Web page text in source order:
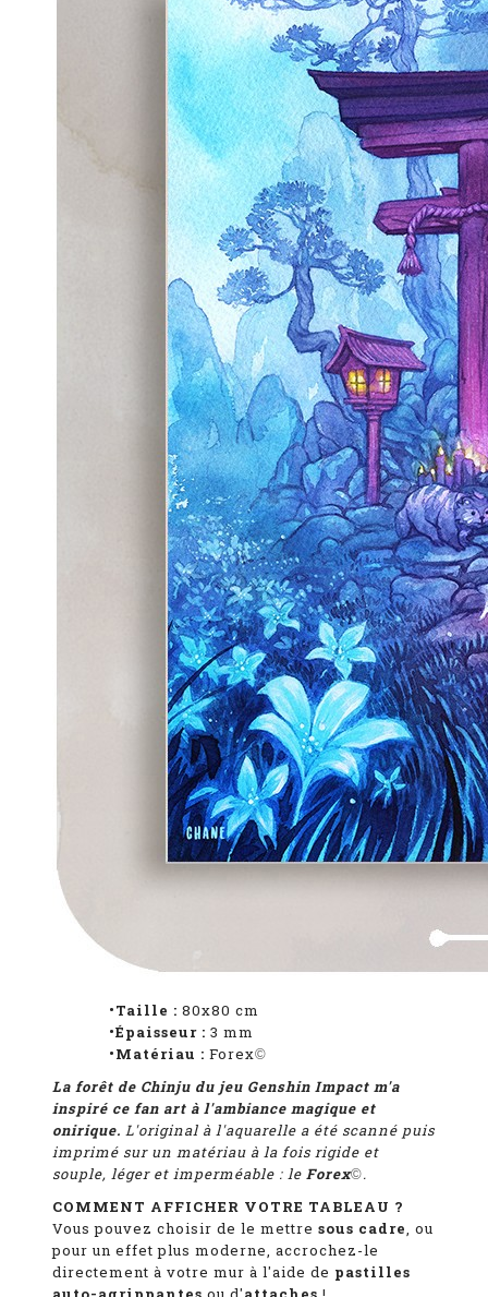
•Taille : 80x80 cm
•Épaisseur : 3 mm
•Matériau : Forex©
La forêt de Chinju du jeu Genshin Impact m'a
inspiré ce fan art à l'ambiance magique et
onirique. L'original à l'aquarelle a été scanné puis
imprimé sur un matériau à la fois rigide et
souple, léger et imperméable : le Forex©.
COMMENT AFFICHER VOTRE TABLEAU ?
Vous pouvez choisir de le mettre sous cadre, ou
pour un effet plus moderne, accrochez-le
directement à votre mur à l'aide de pastilles